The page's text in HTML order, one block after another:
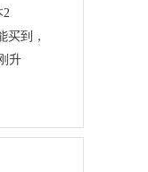
2
买到，
升